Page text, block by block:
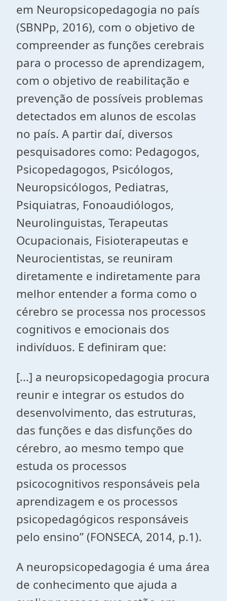
em Neuropsicopedagogia no país
(SBNPp, 2016), com o objetivo de
compreender as funções cerebrais
para o processo de aprendizagem,
com o objetivo de reabilitação e
prevenção de possíveis problemas
detectados em alunos de escolas
no país. A partir daí, diversos
pesquisadores como: Pedagogos,
Psicopedagogos, Psicólogos,
Neuropsicólogos, Pediatras,
Psiquiatras, Fonoaudiólogos,
Neurolinguistas, Terapeutas
Ocupacionais, Fisioterapeutas e
Neurocientistas, se reuniram
diretamente e indiretamente para
melhor entender a forma como o
cérebro se processa nos processos
cognitivos e emocionais dos
indivíduos. E definiram que:
[...] a neuropsicopedagogia procura
reunir e integrar os estudos do
desenvolvimento, das estruturas,
das funções e das disfunções do
cérebro, ao mesmo tempo que
estuda os processos
psicocognitivos responsáveis pela
aprendizagem e os processos
psicopedagógicos responsáveis
pelo ensino” (FONSECA, 2014, p.1).
A neuropsicopedagogia é uma área
de conhecimento que ajuda a